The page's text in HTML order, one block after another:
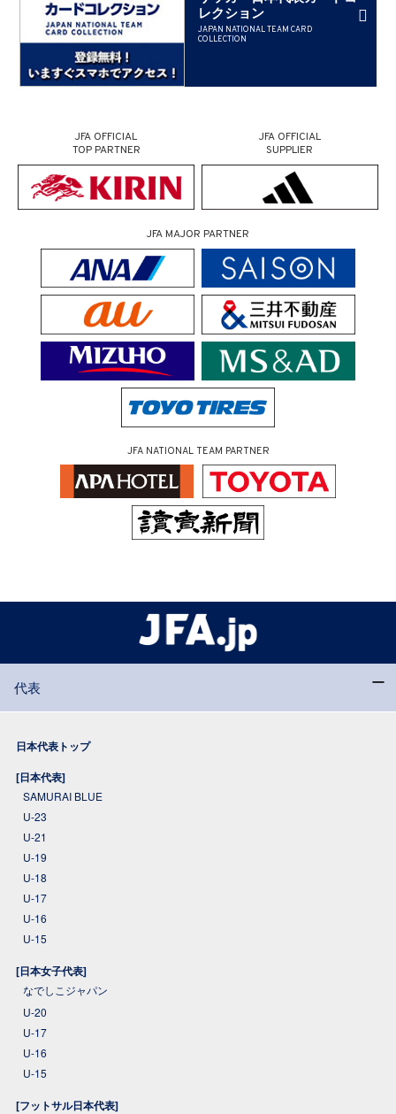
レクション
JAPAN NATIONAL TEAM CARD
COLLECTION
JFA OFFICIAL
TOP PARTNER
JFA OFFICIAL
SUPPLIER
JFA MAJOR PARTNER
JFA NATIONAL TEAM PARTNER
代表
日本代表トップ
[日本代表]
SAMURAI BLUE
U-23
U-21
U-19
U-18
U-17
U-16
U-15
[日本女子代表]
なでしこジャパン
U-20
U-17
U-16
U-15
[フットサル日本代表]